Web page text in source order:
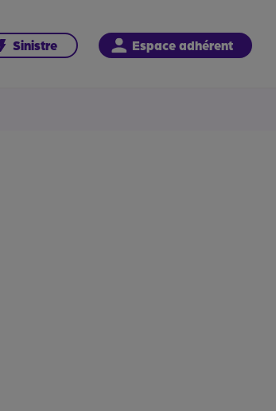
Sinistre Espace adhérent